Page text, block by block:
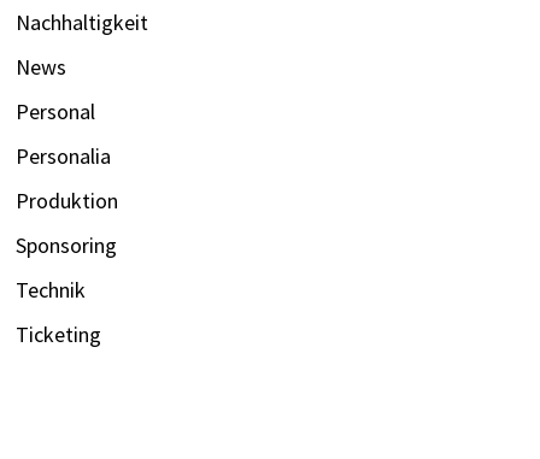
Nachhaltigkeit
News
Personal
Personalia
Produktion
Sponsoring
Technik
Ticketing